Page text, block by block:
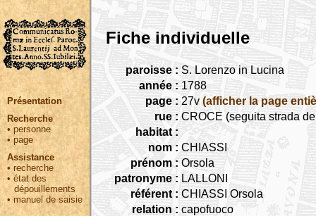
Présentation
Recherche
• personne
•page
Assistance
• recherche
•état des
dépouillements
•manuel de saisie
Fiche individuelle
paroisse : S. Lorenzo in Lucina
année : 1788
page : 27v (afficher la page
rue : CROCE (seguita strada
habitat :
nom : CHIASSI
prénom : Orsola
patronyme : LALLONI
référent : CHIASSI Orsola
relation : capofuoco